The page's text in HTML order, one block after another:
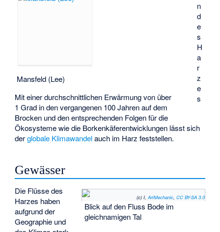
n
d
e
s
H
a
r
z
e
s
Mansfeld (Lee)
Mit einer durchschnittlichen Erwärmung von über
1 Grad in den vergangenen 100 Jahren auf dem
Brocken und den entsprechenden Folgen für die
Ökosysteme wie die Borkenkäferentwicklungen lässt sich
derglobale Klimawandelauch im Harz feststellen.
Gewässer
(c) I,ArtMechanic, CC BY-SA 3.0
Blick auf den Fluss Bode im
gleichnamigen Tal
Die Flüsse des
Harzes haben
aufgrund der
Geographie und